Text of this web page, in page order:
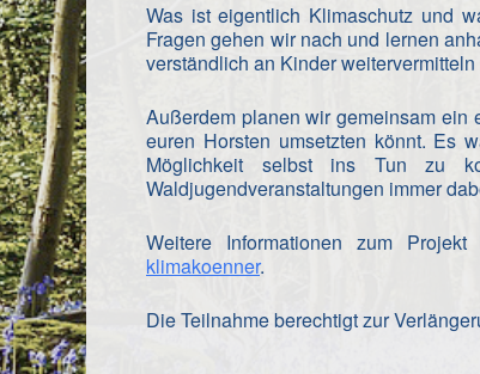
Was ist eigentlich Klimaschutz und
Fragen gehen wir nach und lernen
verständlich an Kinder weitervermitteln
Außerdem planen wir gemeinsam ein
euren Horsten umsetzten könnt. Es
Möglichkeit selbst ins Tun zu
Waldjugendveranstaltungen immer
Weitere Informationen zum
klimakoenner.
Die Teilnahme berechtigt zur